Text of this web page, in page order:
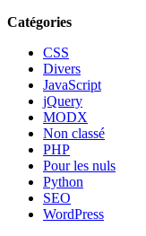
Catégories
CSS
Divers
JavaScript
jQuery
MODX
Non classé
PHP
Pour les nuls
Python
SEO
WordPress